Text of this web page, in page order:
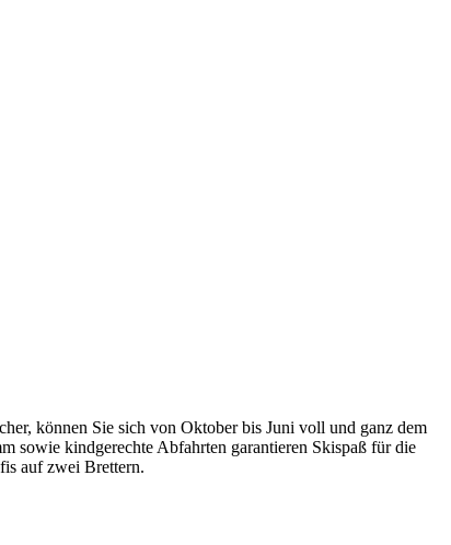
können Sie sich von Oktober bis Juni voll und ganz dem
sowie kindgerechte Abfahrten garantieren Skispaß für die
auf zwei Brettern.